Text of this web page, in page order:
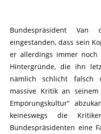
Bundespräsident
eingestanden, dass sein
er allerdings immer
Hintergründe, die ihn
nämlich schlicht falsch
massive Kritik an
Empörungskultur“
keineswegs die
Bundespräsidenten eine